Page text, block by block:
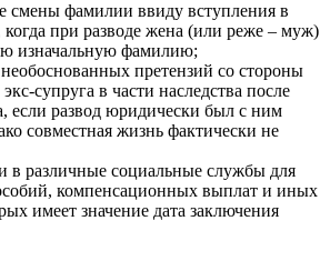
смены фамилии ввиду вступления в
когда при разводе жена (или реже – муж)
изначальную фамилию;
претензий со стороны
супруга в части наследства после
если развод юридически был с ним
совместная жизнь фактически не
в различные социальные службы для
компенсационных выплат и иных
имеет значение дата заключения